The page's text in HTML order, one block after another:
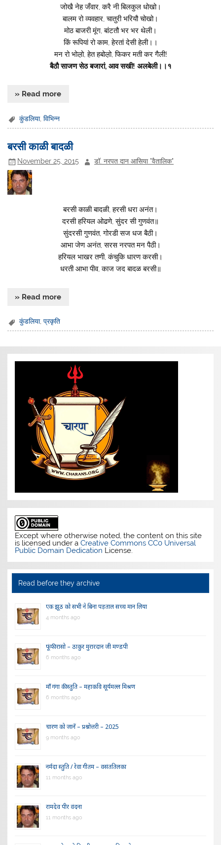
जोखै नेह जँवार, करै नी बिलकुल धोखो।
बालम रो व्यवहार, चातुरी भरियौ चोखो।
मोठ बाजरी मूंग, बांटतौ भर भर थेली।
किं रूपियां रो काम, हेरतां देसी हेली।।
मन रो भोल़ो, हेत हबोल़ो, फिकर मती कर गैली!
बैठौ साजण सेठ बजारां, आव सखी! अलबेली।।१
» Read more
कुंडलिया,विभिन्न
बरसी काळी बादळी
November 25, 2015 डॉ. नरपत दान आसिया "वैतालिक"
बरसी काळी बादळी, हरसी धरा अनंत।
दरसी हरियल ओढणे, सुंदर सी गुणवंत॥
सुंदरसी गुणवंत, गोरडी सज धज बैठी।
आभा जेण अनंत, सरस नरपत मन पैठी।
हरियल भाखर तणी, कंचुकि धारण करसी।
धरती आभा पीव, काज जद बादळ बरसी॥
» Read more
कुंडलिया,प्रकृति
Except where otherwise noted, the content on this site
is licensed under aCreative Commons CC0 Universal
Public Domain Dedication License.
Read before they archive
एक झूठ को सभी ने बिना पड़ताल सच्च मान लिया
4 months ago
फूंफी रासो – ठाकुर मुरारदान जी मण्डपी
6 months ago
माँ गंगा की स्तुति – महाकवि सूर्यमल्ल मिश्रण
6 months ago
चारण को जानें – प्रश्नोत्तरी – 2025
9 months ago
नर्मदा स्तुति / रेवा गीतम – वसंततिलका
11 months ago
रामदेव पीर वंदना
11 months ago